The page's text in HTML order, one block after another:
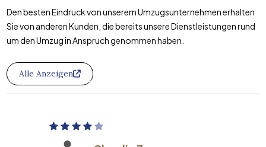
Den besten Eindruck von unserem Umzugsunternehmen erhalten
Sie von anderen Kunden, die bereits unsere Dienstleistungen rund
um den Umzug in Anspruch genommen haben.
Alle Anzeigen